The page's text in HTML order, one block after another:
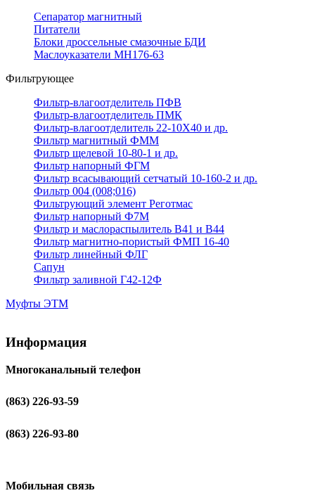
Сепаратор магнитный
Питатели
Блоки дроссельные смазочные БДИ
Маслоуказатели МН176-63
Фильтрующее
Фильтр-влагоотделитель ПФВ
Фильтр-влагоотделитель ПМК
Фильтр-влагоотделитель 22-10Х40 и др.
Фильтр магнитный ФММ
Фильтр щелевой 10-80-1 и др.
Фильтр напорный ФГМ
Фильтр всасывающий сетчатый 10-160-2 и др.
Фильтр 004 (008;016)
Фильтрующий элемент Реготмас
Фильтр напорный Ф7М
Фильтр и маслораспылитель В41 и В44
Фильтр магнитно-пористый ФМП 16-40
Фильтр линейный ФЛГ
Сапун
Фильтр заливной Г42-12Ф
Муфты ЭТМ
Информация
Многоканальный телефон
(863) 226-93-59
(863) 226-93-80
Мобильная связь